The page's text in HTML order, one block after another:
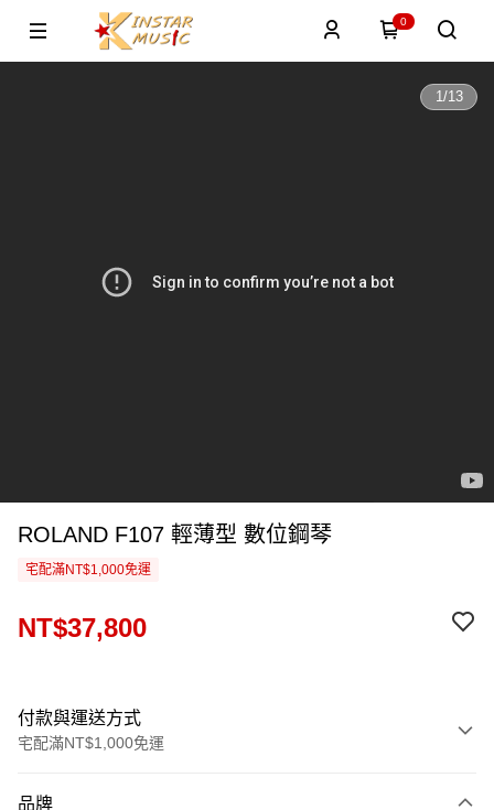
0
1/13
ROLAND F107 輕薄型 數位鋼琴
宅配滿NT$1,000免運
NT$37,800
付款與運送方式
宅配滿NT$1,000免運
品牌